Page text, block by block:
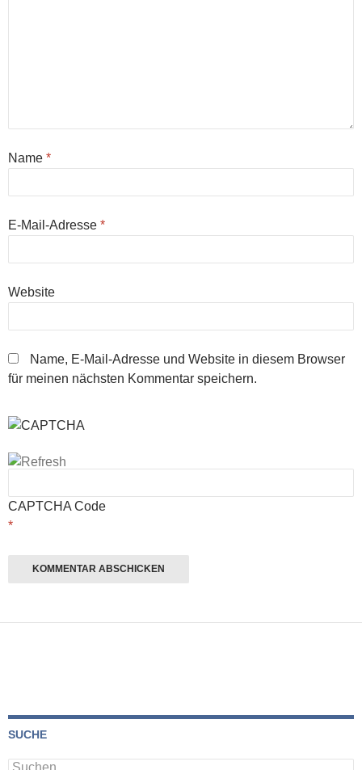
Name *
E-Mail-Adresse *
Website
Name, E-Mail-Adresse und Website in diesem Browser
für meinen nächsten Kommentar speichern.
CAPTCHA Code
*
SUCHE
Suchen